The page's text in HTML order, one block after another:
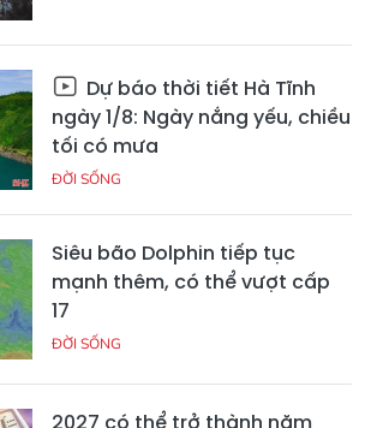
Dự báo thời tiết Hà Tĩnh
ngày 1/8: Ngày nắng yếu, chiều
tối có mưa
ĐỜI SỐNG
Siêu bão Dolphin tiếp tục
mạnh thêm, có thể vượt cấp
17
ĐỜI SỐNG